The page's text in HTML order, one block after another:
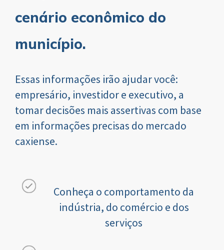
cenário econômico do
município.
Essas informações irão ajudar você:
empresário, investidor e executivo, a
tomar decisões mais assertivas com base
em informações precisas do mercado
caxiense.
Conheça o comportamento da
indústria, do comércio e dos
serviços